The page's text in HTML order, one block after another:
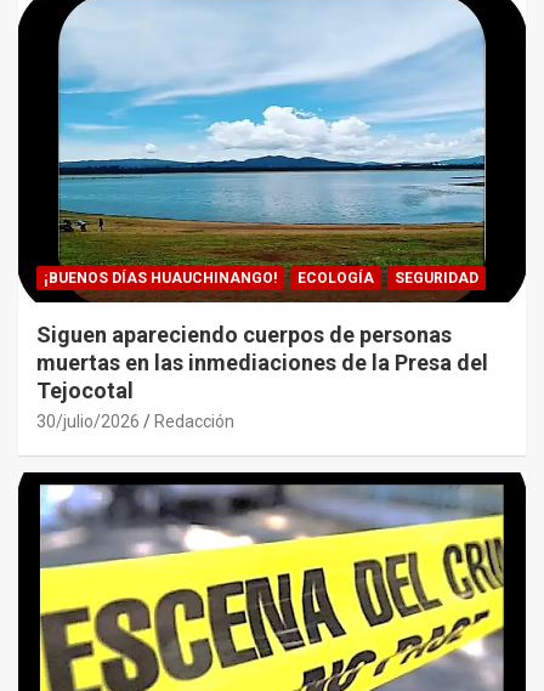
¡BUENOS DÍAS HUAUCHINANGO! ECOLOGÍA SEGURIDAD
Siguen apareciendo cuerpos de personas
muertas en las inmediaciones de la Presa del
Tejocotal
30/julio/2026 Redacción